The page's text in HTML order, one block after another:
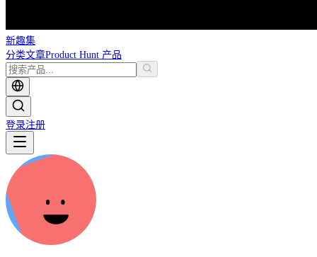
新趣集
分类文章Product Hunt 产品
登录注册